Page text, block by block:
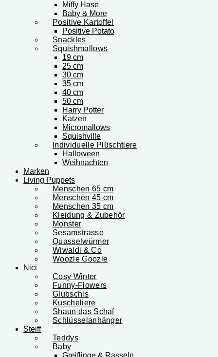
Miffy Hase
Baby & More
Positive Kartoffel
Positive Potato
Snackles
Squishmallows
19 cm
25 cm
30 cm
35 cm
40 cm
50 cm
Harry Potter
Katzen
Micromallows
Squishville
Individuelle Plüschtiere
Halloween
Weihnachten
Marken
Living Puppets
Menschen 65 cm
Menschen 45 cm
Menschen 35 cm
Kleidung & Zubehör
Monster
Sesamstrasse
Quasselwürmer
Wiwaldi & Co
Woozle Goozle
Nici
Cosy Winter
Funny-Flowers
Glubschis
Kuscheliere
Shaun das Schaf
Schlüsselanhänger
Steiff
Teddys
Baby